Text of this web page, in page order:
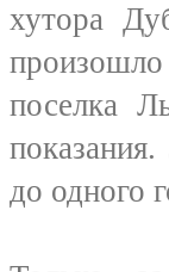
хутора
поселка
до одного